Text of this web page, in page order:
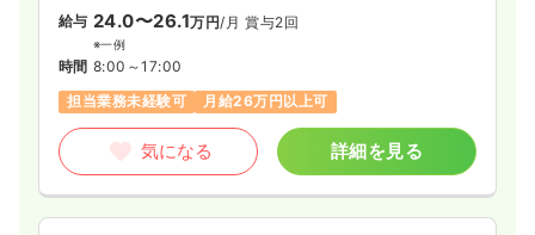
給与 24.0〜26.1万円/月 賞与2回
※一例
時間 8:00～17:00
担当業務未経験可
月給26万円以上可
気になる 詳細を見る